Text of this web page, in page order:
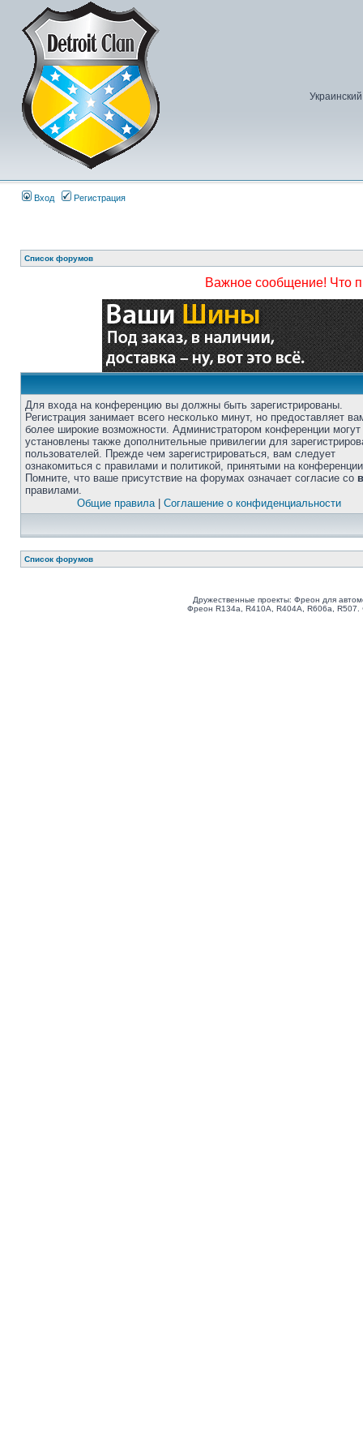
Вход Регистрация
Список форумов
Важное сообщение! Что
Для входа на конференцию вы должны быть зарегистрированы.
Регистрация занимает всего несколько минут, но предоставляет
более широкие возможности. Администратором конференции
установлены также дополнительные привилегии для
пользователей. Прежде чем зарегистрироваться, вам следует
ознакомиться с правилами и политикой, принятыми на
Помните, что ваше присутствие на форумах означает согласие со
правилами.
Общие правила| Соглашение о конфиденциальности
Список форумов
Дружественные проекты: Фреон для
Фреон R134a, R410A, R404A, R606a,